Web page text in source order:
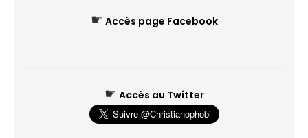
☛ Accès page Facebook
☛ Accès au Twitter